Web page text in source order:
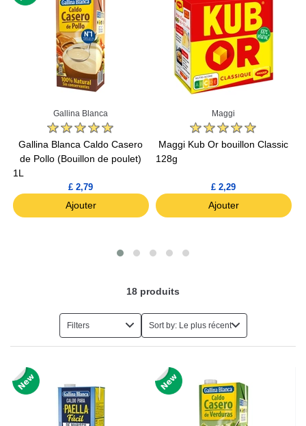
Gallina Blanca
Gallina Blanca Caldo Casero
de Pollo (Bouillon de poulet)
1L
£ 2,79
Ajouter
Maggi
Maggi Kub Or bouillon Classic
128g
£ 2,29
Ajouter
18 produits
Filters Sort by: Le plus récent